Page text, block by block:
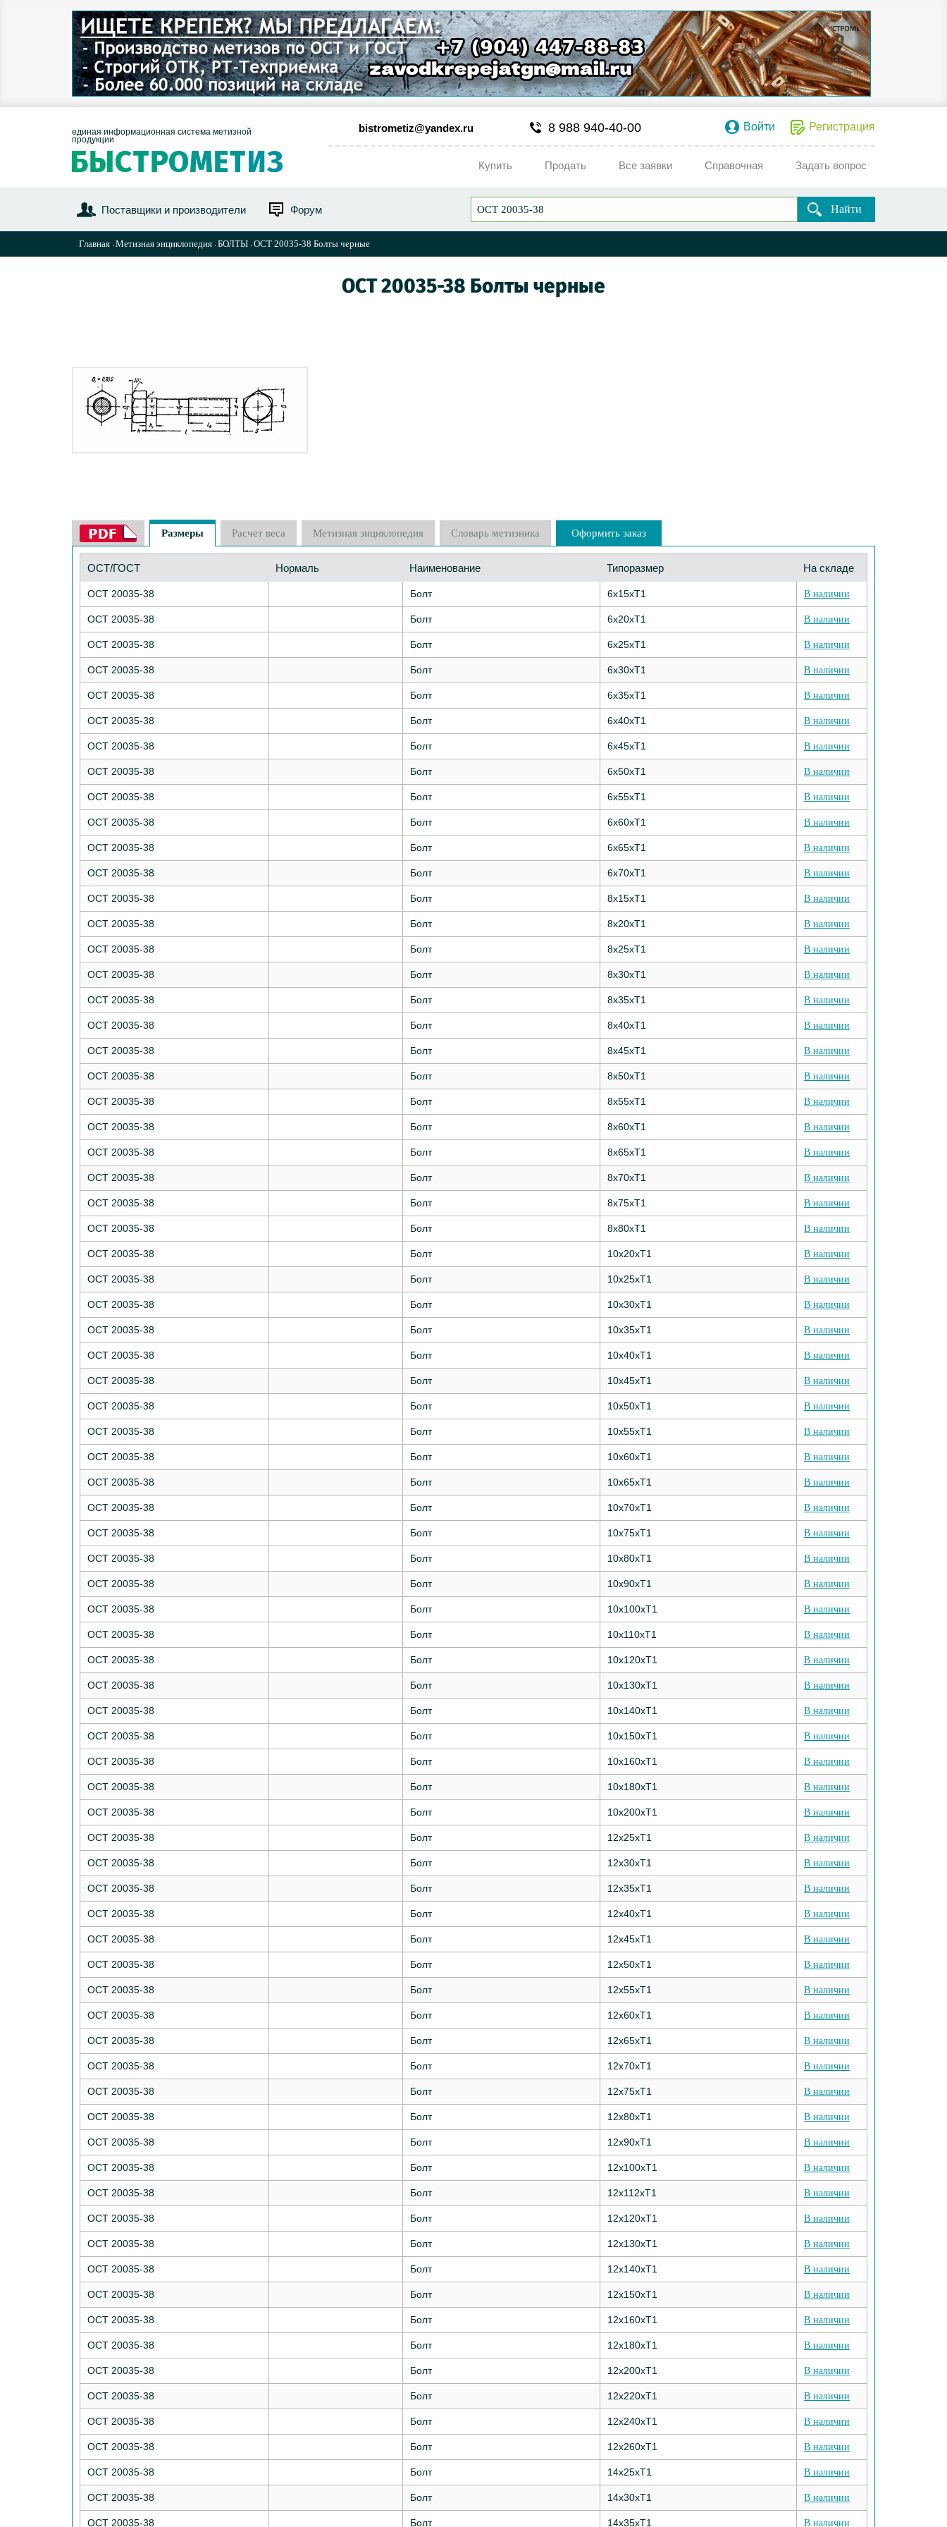
единая информационная система метизной
продукции
bistrometiz@yandex.ru 8 988 940-40-00 Войти Регистрация
Купить Продать Все заявки Справочная Задать вопрос
Поставщики и производители Форум Найти
Главная Метизная энциклопедия БОЛТЫ ОСТ 20035-38 Болты черные
ОСТ 20035-38 Болты черные
Размеры Расчет веса Метизная энциклопедия Словарь метизника Оформить заказ
ОСТ/ГОСТ Нормаль Наименование Типоразмер На складе
ОСТ 20035-38 Болт 6х15хТ1 В наличии
ОСТ 20035-38 Болт 6х20хТ1 В наличии
ОСТ 20035-38 Болт 6х25хТ1 В наличии
ОСТ 20035-38 Болт 6х30хТ1 В наличии
ОСТ 20035-38 Болт 6х35хТ1 В наличии
ОСТ 20035-38 Болт 6х40хТ1 В наличии
ОСТ 20035-38 Болт 6х45хТ1 В наличии
ОСТ 20035-38 Болт 6х50хТ1 В наличии
ОСТ 20035-38 Болт 6х55хТ1 В наличии
ОСТ 20035-38 Болт 6х60хТ1 В наличии
ОСТ 20035-38 Болт 6х65хТ1 В наличии
ОСТ 20035-38 Болт 6х70хТ1 В наличии
ОСТ 20035-38 Болт 8х15хТ1 В наличии
ОСТ 20035-38 Болт 8х20хТ1 В наличии
ОСТ 20035-38 Болт 8х25хТ1 В наличии
ОСТ 20035-38 Болт 8х30хТ1 В наличии
ОСТ 20035-38 Болт 8х35хТ1 В наличии
ОСТ 20035-38 Болт 8х40хТ1 В наличии
ОСТ 20035-38 Болт 8х45хТ1 В наличии
ОСТ 20035-38 Болт 8х50хТ1 В наличии
ОСТ 20035-38 Болт 8х55хТ1 В наличии
ОСТ 20035-38 Болт 8х60хТ1 В наличии
ОСТ 20035-38 Болт 8х65хТ1 В наличии
ОСТ 20035-38 Болт 8х70хТ1 В наличии
ОСТ 20035-38 Болт 8х75хТ1 В наличии
ОСТ 20035-38 Болт 8х80хТ1 В наличии
ОСТ 20035-38 Болт 10х20хТ1 В наличии
ОСТ 20035-38 Болт 10х25хТ1 В наличии
ОСТ 20035-38 Болт 10х30хТ1 В наличии
ОСТ 20035-38 Болт 10х35хТ1 В наличии
ОСТ 20035-38 Болт 10х40хТ1 В наличии
ОСТ 20035-38 Болт 10х45хТ1 В наличии
ОСТ 20035-38 Болт 10х50хТ1 В наличии
ОСТ 20035-38 Болт 10х55хТ1 В наличии
ОСТ 20035-38 Болт 10х60хТ1 В наличии
ОСТ 20035-38 Болт 10х65хТ1 В наличии
ОСТ 20035-38 Болт 10х70хТ1 В наличии
ОСТ 20035-38 Болт 10х75хТ1 В наличии
ОСТ 20035-38 Болт 10х80хТ1 В наличии
ОСТ 20035-38 Болт 10х90хТ1 В наличии
ОСТ 20035-38 Болт 10х100хТ1 В наличии
ОСТ 20035-38 Болт 10х110хТ1 В наличии
ОСТ 20035-38 Болт 10х120хТ1 В наличии
ОСТ 20035-38 Болт 10х130хТ1 В наличии
ОСТ 20035-38 Болт 10х140хТ1 В наличии
ОСТ 20035-38 Болт 10х150хТ1 В наличии
ОСТ 20035-38 Болт 10х160хТ1 В наличии
ОСТ 20035-38 Болт 10х180хТ1 В наличии
ОСТ 20035-38 Болт 10х200хТ1 В наличии
ОСТ 20035-38 Болт 12х25хТ1 В наличии
ОСТ 20035-38 Болт 12х30хТ1 В наличии
ОСТ 20035-38 Болт 12х35хТ1 В наличии
ОСТ 20035-38 Болт 12х40хТ1 В наличии
ОСТ 20035-38 Болт 12х45хТ1 В наличии
ОСТ 20035-38 Болт 12х50хТ1 В наличии
ОСТ 20035-38 Болт 12х55хТ1 В наличии
ОСТ 20035-38 Болт 12х60хТ1 В наличии
ОСТ 20035-38 Болт 12х65хТ1 В наличии
ОСТ 20035-38 Болт 12х70хТ1 В наличии
ОСТ 20035-38 Болт 12х75хТ1 В наличии
ОСТ 20035-38 Болт 12х80хТ1 В наличии
ОСТ 20035-38 Болт 12х90хТ1 В наличии
ОСТ 20035-38 Болт 12х100хТ1 В наличии
ОСТ 20035-38 Болт 12х112хТ1 В наличии
ОСТ 20035-38 Болт 12х120хТ1 В наличии
ОСТ 20035-38 Болт 12х130хТ1 В наличии
ОСТ 20035-38 Болт 12х140хТ1 В наличии
ОСТ 20035-38 Болт 12х150хТ1 В наличии
ОСТ 20035-38 Болт 12х160хТ1 В наличии
ОСТ 20035-38 Болт 12х180хТ1 В наличии
ОСТ 20035-38 Болт 12х200хТ1 В наличии
ОСТ 20035-38 Болт 12х220хТ1 В наличии
ОСТ 20035-38 Болт 12х240хТ1 В наличии
ОСТ 20035-38 Болт 12х260хТ1 В наличии
ОСТ 20035-38 Болт 14х25хТ1 В наличии
ОСТ 20035-38 Болт 14х30хТ1 В наличии
ОСТ 20035-38 Болт 14х35хТ1 В наличии